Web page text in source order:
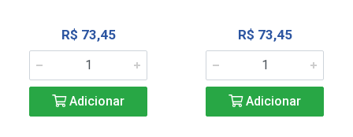
R$ 73,45
Adicionar
R$ 73,45
Adicionar